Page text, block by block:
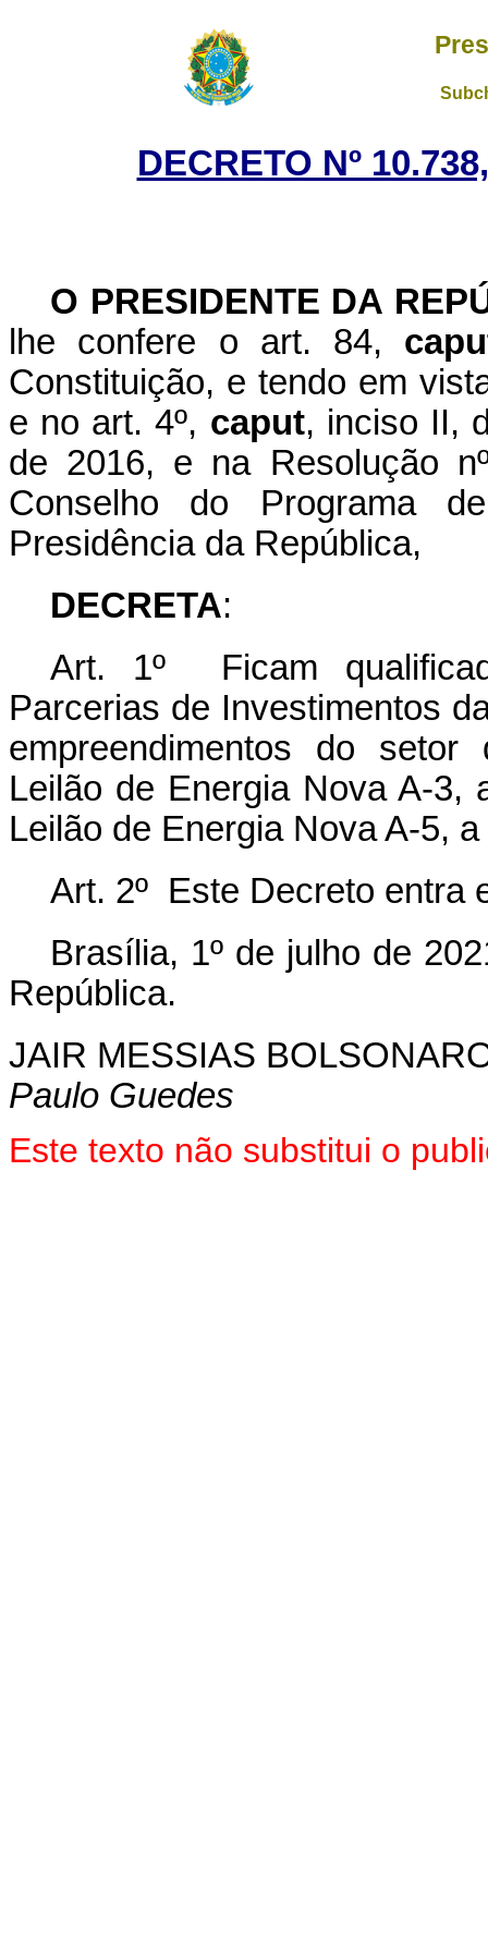
DECRETO Nº
O PRESIDENTE DA
lhe confere o art. 84,
Constituição, e tendo em
e no art. 4º, caput, inciso II,
de 2016, e na Resolução
Conselho do Programa
Presidência da República,
DECRETA:
Art. 1º Ficam
Parcerias de Investimentos
empreendimentos do
Leilão de Energia Nova A-3,
Leilão de Energia Nova A-5,
Art. 2º Este Decreto entra
Brasília, 1º de julho de
República.
JAIR MESSIAS
Paulo Guedes
Este texto não substitui o